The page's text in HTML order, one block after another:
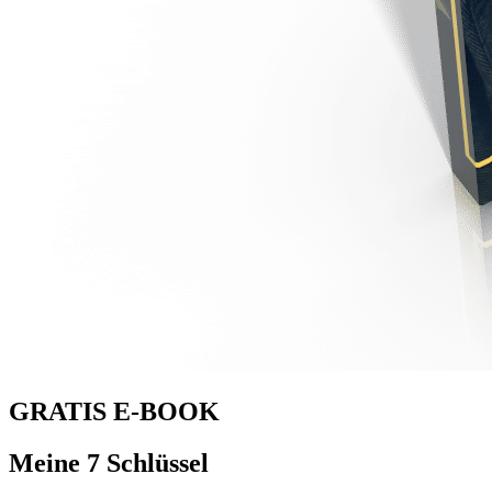
GRATIS E-BOOK
Meine 7 Schlüssel